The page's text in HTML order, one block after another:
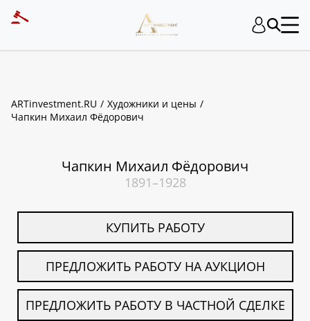
ARTinvestment.RU
Художники и цены
Чапкин Михаил Фёдорович
Чапкин Михаил Фёдорович
1891–1928
КУПИТЬ РАБОТУ
ПРЕДЛОЖИТЬ РАБОТУ НА АУКЦИОН
ПРЕДЛОЖИТЬ РАБОТУ В ЧАСТНОЙ СДЕЛКЕ